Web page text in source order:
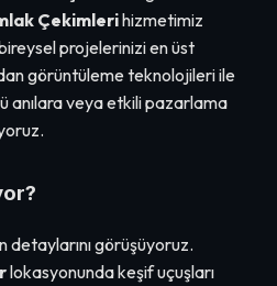
Çekimlerihizmetimiz
projelerinizi en üst
görüntüleme teknolojileri ile
anılara veya etkili pazarlama
detaylarını görüşüyoruz.
lokasyonunda keşif uçuşları